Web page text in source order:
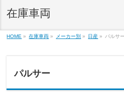
在庫車両
HOME » 在庫車両 » メーカー別 » 日産 » パルサー
パルサー